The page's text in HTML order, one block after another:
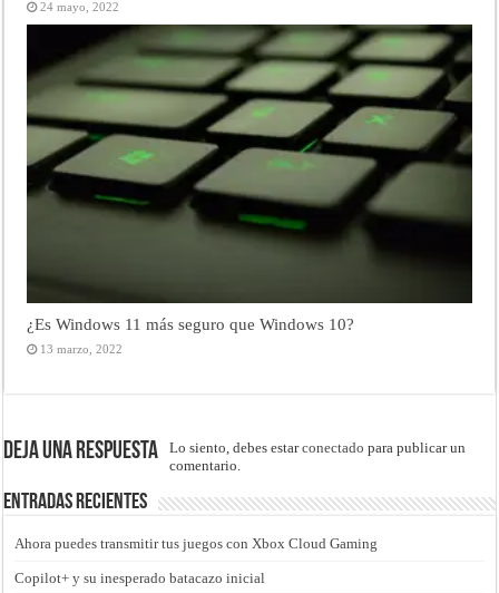
24 mayo, 2022
¿Es Windows 11 más seguro que Windows 10?
13 marzo, 2022
Deja una respuesta Lo siento, debes estarconectado para publicar un
comentario.
Entradas recientes
Ahora puedes transmitir tus juegos con Xbox Cloud Gaming
Copilot+ y su inesperado batacazo inicial